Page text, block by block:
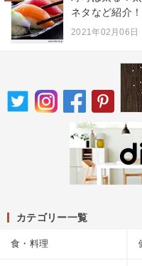
ネタなど紹介！
2021年02月06日
カテゴリー一覧
食・料理